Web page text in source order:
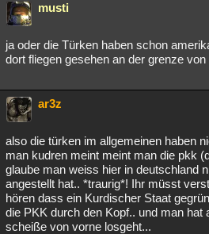
musti
ja oder die Türken haben schon
dort fliegen gesehen an der grenze von
ar3z
also die türken im allgemeinen haben
man kudren meint meint man die pkk
glaube man weiss hier in deutschland
angestellt hat.. *traurig*! Ihr müsst
hören dass ein Kurdischer Staat
die PKK durch den Kopf.. und man hat
scheiße von vorne losgeht...